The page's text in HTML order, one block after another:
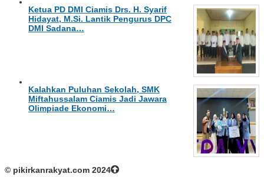
Ketua PD DMI Ciamis Drs. H. Syarif
Hidayat, M.Si. Lantik Pengurus DPC
DMI Sadana…
Kalahkan Puluhan Sekolah, SMK
Miftahussalam Ciamis Jadi Jawara
Olimpiade Ekonomi…
© pikirkanrakyat.com 2024